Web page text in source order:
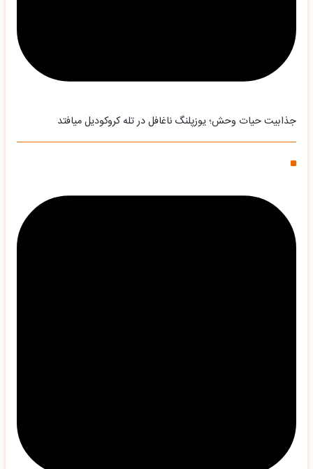
جذابیت حیات وحش؛ یوزپلنگ ناغافل در تله کروکودیل میافتد